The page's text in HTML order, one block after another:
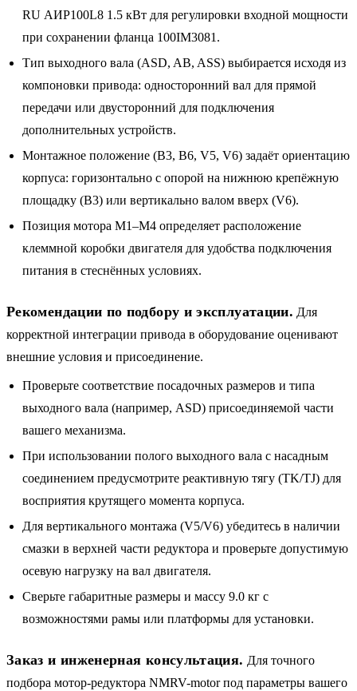
RU АИР100L8 1.5 кВт для регулировки входной мощности
при сохранении фланца 100IM3081.
Тип выходного вала (ASD, AB, ASS) выбирается исходя из
компоновки привода: односторонний вал для прямой
передачи или двусторонний для подключения
дополнительных устройств.
Монтажное положение (B3, B6, V5, V6) задаёт ориентацию
корпуса: горизонтально с опорой на нижнюю крепёжную
площадку (B3) или вертикально валом вверх (V6).
Позиция мотора M1–M4 определяет расположение
клеммной коробки двигателя для удобства подключения
питания в стеснённых условиях.
Рекомендации по подбору и эксплуатации. Для
корректной интеграции привода в оборудование оценивают
внешние условия и присоединение.
Проверьте соответствие посадочных размеров и типа
выходного вала (например, ASD) присоединяемой части
вашего механизма.
При использовании полого выходного вала с насадным
соединением предусмотрите реактивную тягу (TK/TJ) для
восприятия крутящего момента корпуса.
Для вертикального монтажа (V5/V6) убедитесь в наличии
смазки в верхней части редуктора и проверьте допустимую
осевую нагрузку на вал двигателя.
Сверьте габаритные размеры и массу 9.0 кг с
возможностями рамы или платформы для установки.
Заказ и инженерная консультация. Для точного
подбора мотор-редуктора NMRV-motor под параметры вашего